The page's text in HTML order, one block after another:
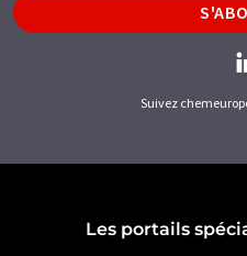
Suivez
Les portails